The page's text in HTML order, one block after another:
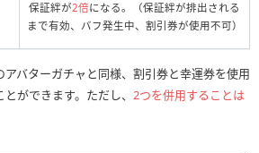
保証絆が2倍になる。（保証絆が排出される
まで有効、バフ発生中、割引券が使用不可）
バターガチャと同様、割引券と幸運券を使用
ができます。ただし、 2つを併用することは